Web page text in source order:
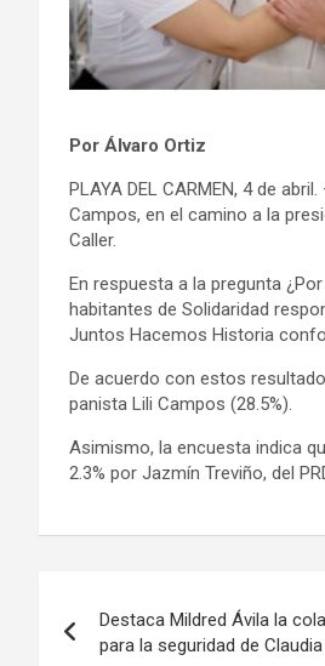
Por Álvaro Ortiz
PLAYA DEL CARMEN, 4 de
Campos, en el camino a la
Caller.
En respuesta a la pregunta
habitantes de Solidaridad
Juntos Hacemos Historia
De acuerdo con estos
panista Lili Campos (28.5%).
Asimismo, la encuesta indica
2.3% por Jazmín Treviño, del
de
Destaca Mildred Ávila la
para la seguridad de